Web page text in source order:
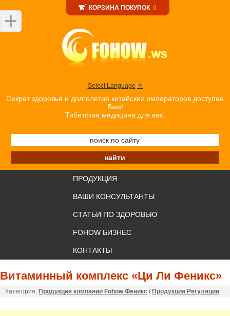
КОРЗИНА ПОКУПОК 0
Select Language ▼
Секрет здоровья и долголетия китайских императоров доступен
Вам!
Тибетская медицина для вас.
ПРОДУКЦИЯ
ВАШИ КОНСУЛЬТАНТЫ
СТАТЬИ ПО ЗДОРОВЬЮ
FOHOW БИЗНЕС
КОНТАКТЫ
Витаминный комплекс «Ци Ли Феникс»
Категория: Продукция компании Fohow Феникс / Продукция Регуляции